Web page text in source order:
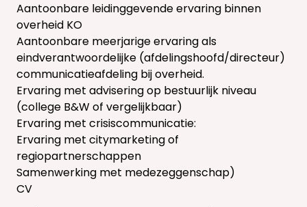
Aantoonbare leidinggevende ervaring binnen
overheid KO
Aantoonbare meerjarige ervaring als
eindverantwoordelijke (afdelingshoofd/directeur)
communicatieafdeling bij overheid.
Ervaring met advisering op bestuurlijk niveau
(college B&W of vergelijkbaar)
Ervaring met crisiscommunicatie:
Ervaring met citymarketing of
regiopartnerschappen
Samenwerking met medezeggenschap)
CV